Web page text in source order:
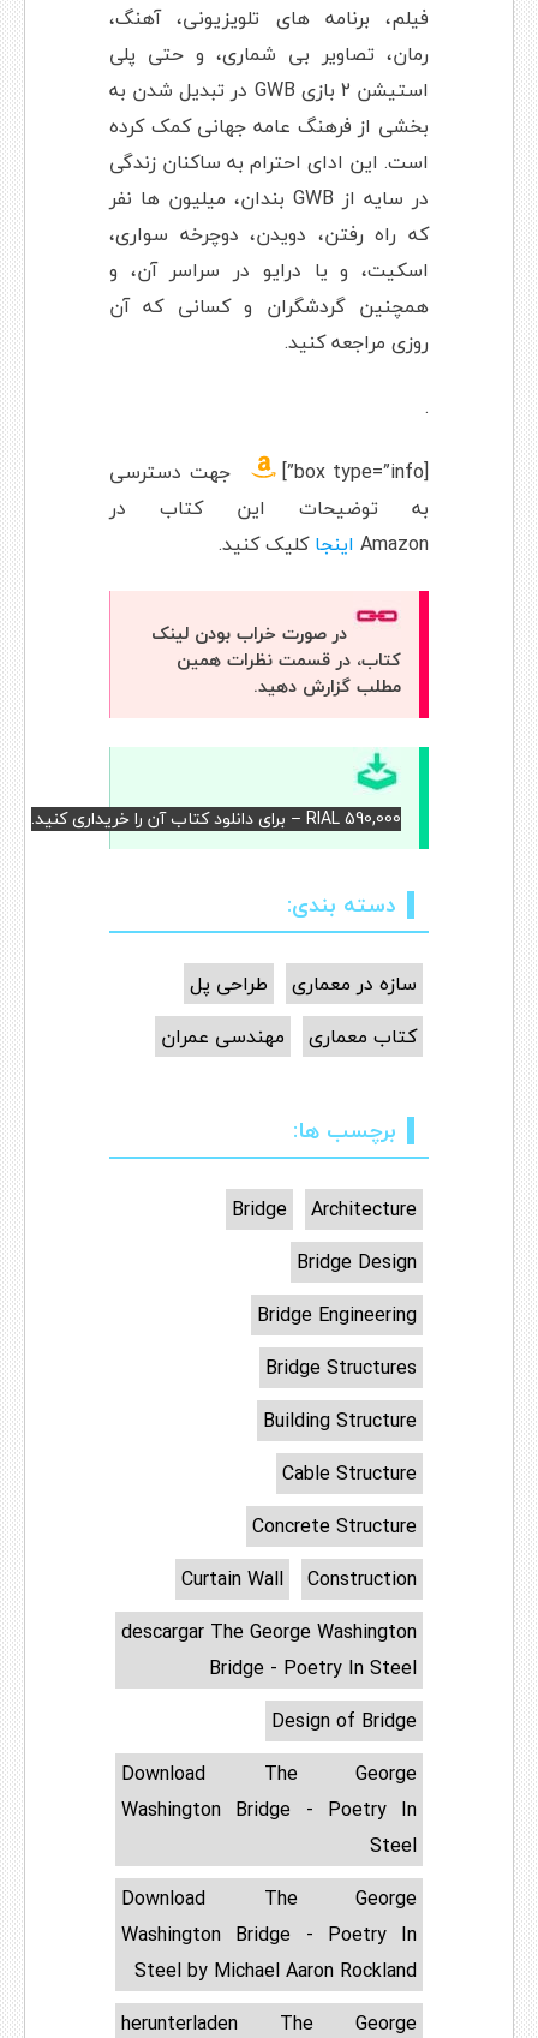
فیلم، برنامه های تلویزیونی، آهنگ،
رمان، تصاویر بی شماری، و حتی پلی
استیشن ۲ بازی GWB در تبدیل شدن به
بخشی از فرهنگ عامه جهانی کمک کرده
است. این ادای احترام به ساکنان زندگی
در سایه از GWB بندان، میلیون ها نفر
که راه رفتن، دویدن، دوچرخه سواری،
اسکیت، و یا درایو در سراسر آن، و
همچنین گردشگران و کسانی که آن
روزی مراجعه کنید.
.
[box type=”info”]
جهت دسترسی
به توضیحات این کتاب در
Amazon اینجاکلیک کنید.
در صورت خراب بودن لینک
کتاب، در قسمت نظرات همین
مطلب گزارش دهید.
RIAL 590,000 – برای دانلود کتاب آن را خریداری کنید.
دسته بندی:
سازه در معماری
طراحی پل
کتاب معماری
مهندسی عمران
برچسب ها:
Architecture
Bridge
Bridge Design
Bridge Engineering
Bridge Structures
Building Structure
Cable Structure
Concrete Structure
Construction
Curtain Wall
descargar The George Washington
Bridge - Poetry In Steel
Design of Bridge
Download The George
Washington Bridge - Poetry In
Steel
Download The George
Washington Bridge - Poetry In
Steel by Michael Aaron Rockland
herunterladen The George